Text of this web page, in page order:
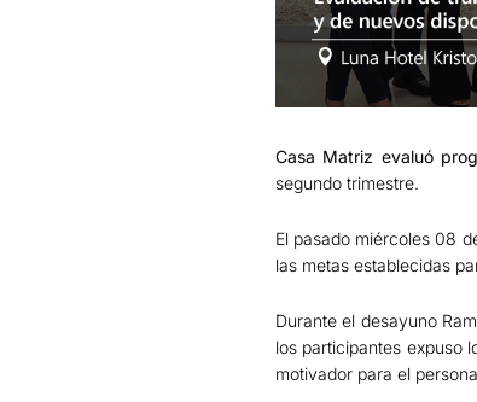
Casa Matriz evaluó
segundo trimestre.
El pasado miércoles 08
las metas establecidas
Durante el desayuno
los participantes expuso
motivador para el